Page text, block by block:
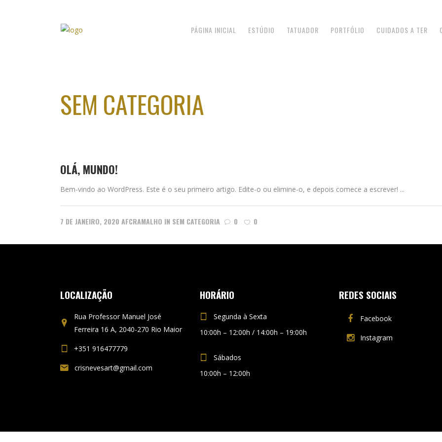
PÁGINA INICIAL ESTÚDIO TATUADOR PORTFÓLIO CUIDADOS A TER
SEM CATEGORIA
OLÁ, MUNDO!
Bem-vindo ao WordPress. Este é o seu primeiro artigo. Edite-o ou elimine-o, e depois comece a escrever! ...
7 DE JANEIRO, 2020 AFCRAMALHO IN SEM CATEGORIA 0 0
LOCALIZAÇÃO
Rua Professor Manuel José
Ferreira 16 A, 2040-270 Rio Maior
+351 916477779
crisnevesart@gmail.com
HORÁRIO
Segunda à Sexta
10:00h – 12:00h / 14:00h – 19:00h
Sábados
10:00h – 12:00h
REDES SOCIAIS
Facebook
Instagram